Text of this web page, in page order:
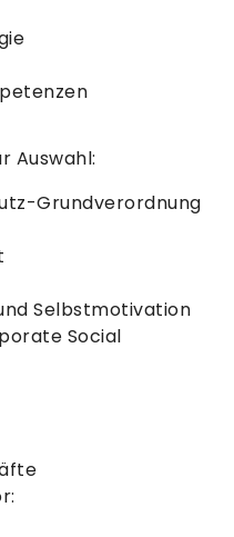
Auswahl:
Grundverordnung
Selbstmotivation
Social